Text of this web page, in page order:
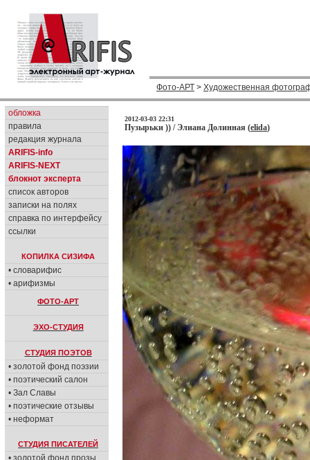
Фото-АРТ > Художественная
обложка
правила
редакция журнала
ARIFIS-info
ARIFIS-NEXT
блокнот эксперта
список авторов
записки на полях
справка по интерфейсу
ссылки
КОПИЛКА СИЗИФА
• словарифис
• арифизмы
ФОТО-АРТ
ЭХО-СТУДИЯ
СТУДИЯ ПОЭТОВ
• золотой фонд поэзии
• поэтический салон
• Зал Славы
• поэтические отзывы
• неформат
СТУДИЯ ПИСАТЕЛЕЙ
• золотой фонд прозы
2012-03-03 22:31
Пузырьки )) / Элиана Долинная (elida)